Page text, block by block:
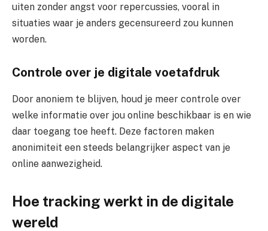
uiten zonder angst voor repercussies, vooral in
situaties waar je anders gecensureerd zou kunnen
worden.
Controle over je digitale voetafdruk
Door anoniem te blijven, houd je meer controle over
welke informatie over jou online beschikbaar is en wie
daar toegang toe heeft. Deze factoren maken
anonimiteit een steeds belangrijker aspect van je
online aanwezigheid.
Hoe tracking werkt in de digitale
wereld